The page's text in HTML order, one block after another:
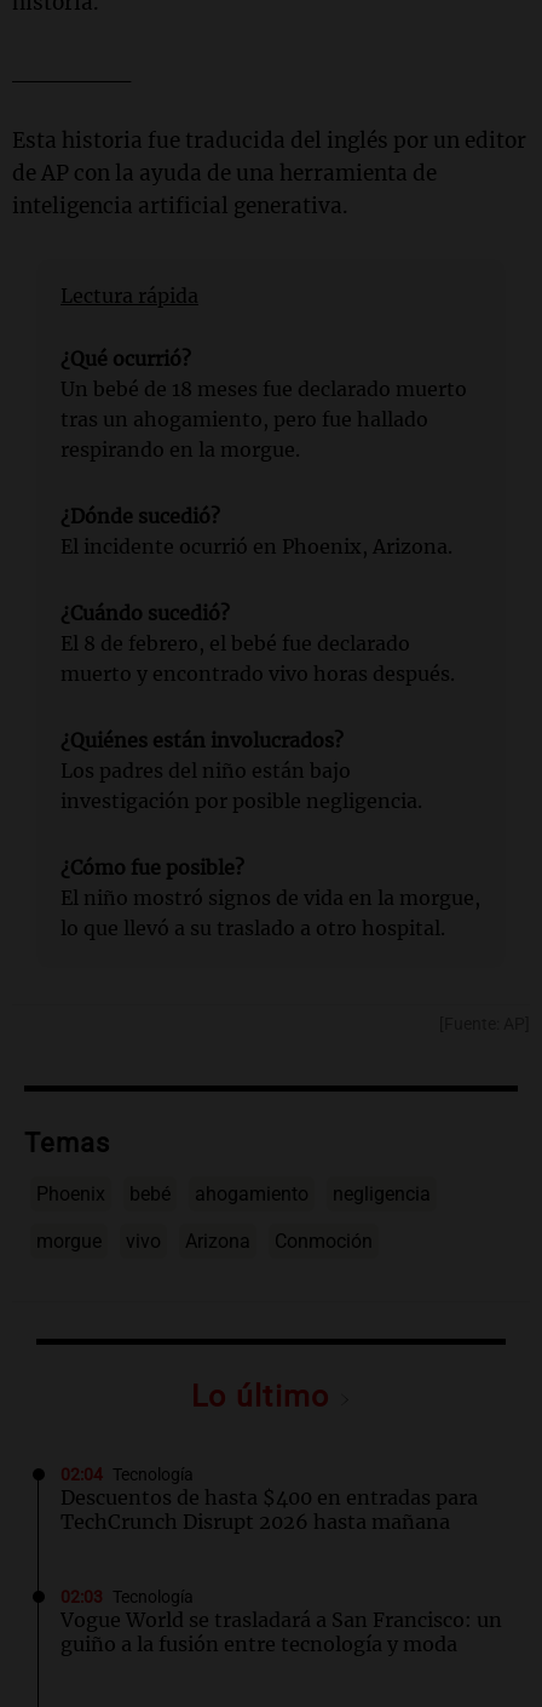
Esta historia fue traducida del inglés por un editor
de AP con la ayuda de una herramienta de
inteligencia artificial generativa.
Lectura rápida
¿Qué ocurrió?
Un bebé de 18 meses fue declarado muerto
tras un ahogamiento, pero fue hallado
respirando en la morgue.
¿Dónde sucedió?
El incidente ocurrió en Phoenix, Arizona.
¿Cuándo sucedió?
El 8 de febrero, el bebé fue declarado
muerto y encontrado vivo horas después.
¿Quiénes están involucrados?
Los padres del niño están bajo
investigación por posible negligencia.
¿Cómo fue posible?
El niño mostró signos de vida en la morgue,
lo que llevó a su traslado a otro hospital.
Temas
Phoenix bebé ahogamiento negligencia
morgue vivo Arizona Conmoción
Lo último
02:04 Tecnología
Descuentos de hasta $400 en entradas para
TechCrunch Disrupt 2026 hasta mañana
02:03 Tecnología
Vogue World se trasladará a San Francisco: un
guiño a la fusión entre tecnología y moda